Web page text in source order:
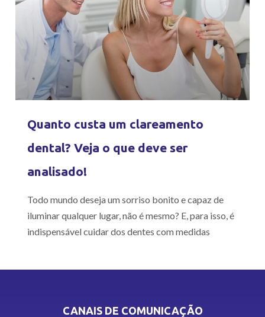
Quanto custa um clareamento
dental? Veja o que deve ser
analisado!
Todo mundo deseja um sorriso bonito e capaz de
iluminar qualquer lugar, não é mesmo? E, para isso, é
indispensável cuidar dos dentes com medidas
CANAIS DE COMUNICAÇÃO